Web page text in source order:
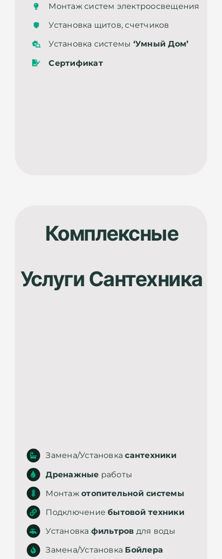
Монтаж систем электроосвещения
Установка щитов, счетчиков
Установка системы ‘Умный Дом’
Сертификат
Комплексные
Услуги Сантехника
Замена/Установкасантехники
Дренажные работы
Монтажотопительной системы
Подключениебытовой техники
Установка фильтров для воды
Замена/Установка Бойлера